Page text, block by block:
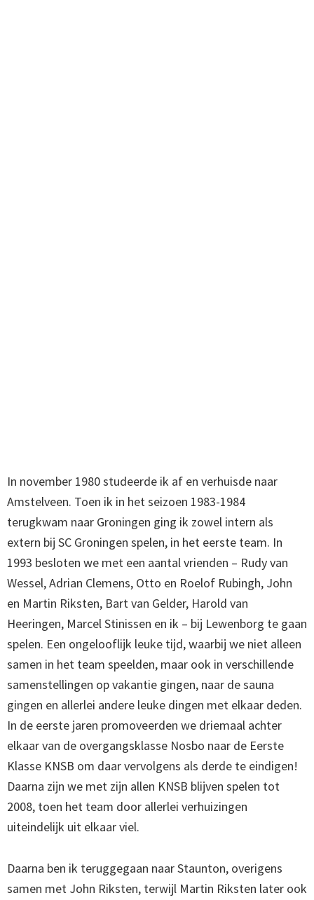
In november 1980 studeerde ik af en verhuisde naar
Amstelveen. Toen ik in het seizoen 1983-1984
terugkwam naar Groningen ging ik zowel intern als
extern bij SC Groningen spelen, in het eerste team. In
1993 besloten we met een aantal vrienden – Rudy van
Wessel, Adrian Clemens, Otto en Roelof Rubingh, John
en Martin Riksten, Bart van Gelder, Harold van
Heeringen, Marcel Stinissen en ik – bij Lewenborg te gaan
spelen. Een ongelooflijk leuke tijd, waarbij we niet alleen
samen in het team speelden, maar ook in verschillende
samenstellingen op vakantie gingen, naar de sauna
gingen en allerlei andere leuke dingen met elkaar deden.
In de eerste jaren promoveerden we driemaal achter
elkaar van de overgangsklasse Nosbo naar de Eerste
Klasse KNSB om daar vervolgens als derde te eindigen!
Daarna zijn we met zijn allen KNSB blijven spelen tot
2008, toen het team door allerlei verhuizingen
uiteindelijk uit elkaar viel.
Daarna ben ik teruggegaan naar Staunton, overigens
samen met John Riksten, terwijl Martin Riksten later ook